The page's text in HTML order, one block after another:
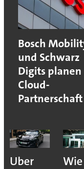
Bosch
und Schwarz
Digits planen
Cloud-
Partnerschaft
Uber
Wie